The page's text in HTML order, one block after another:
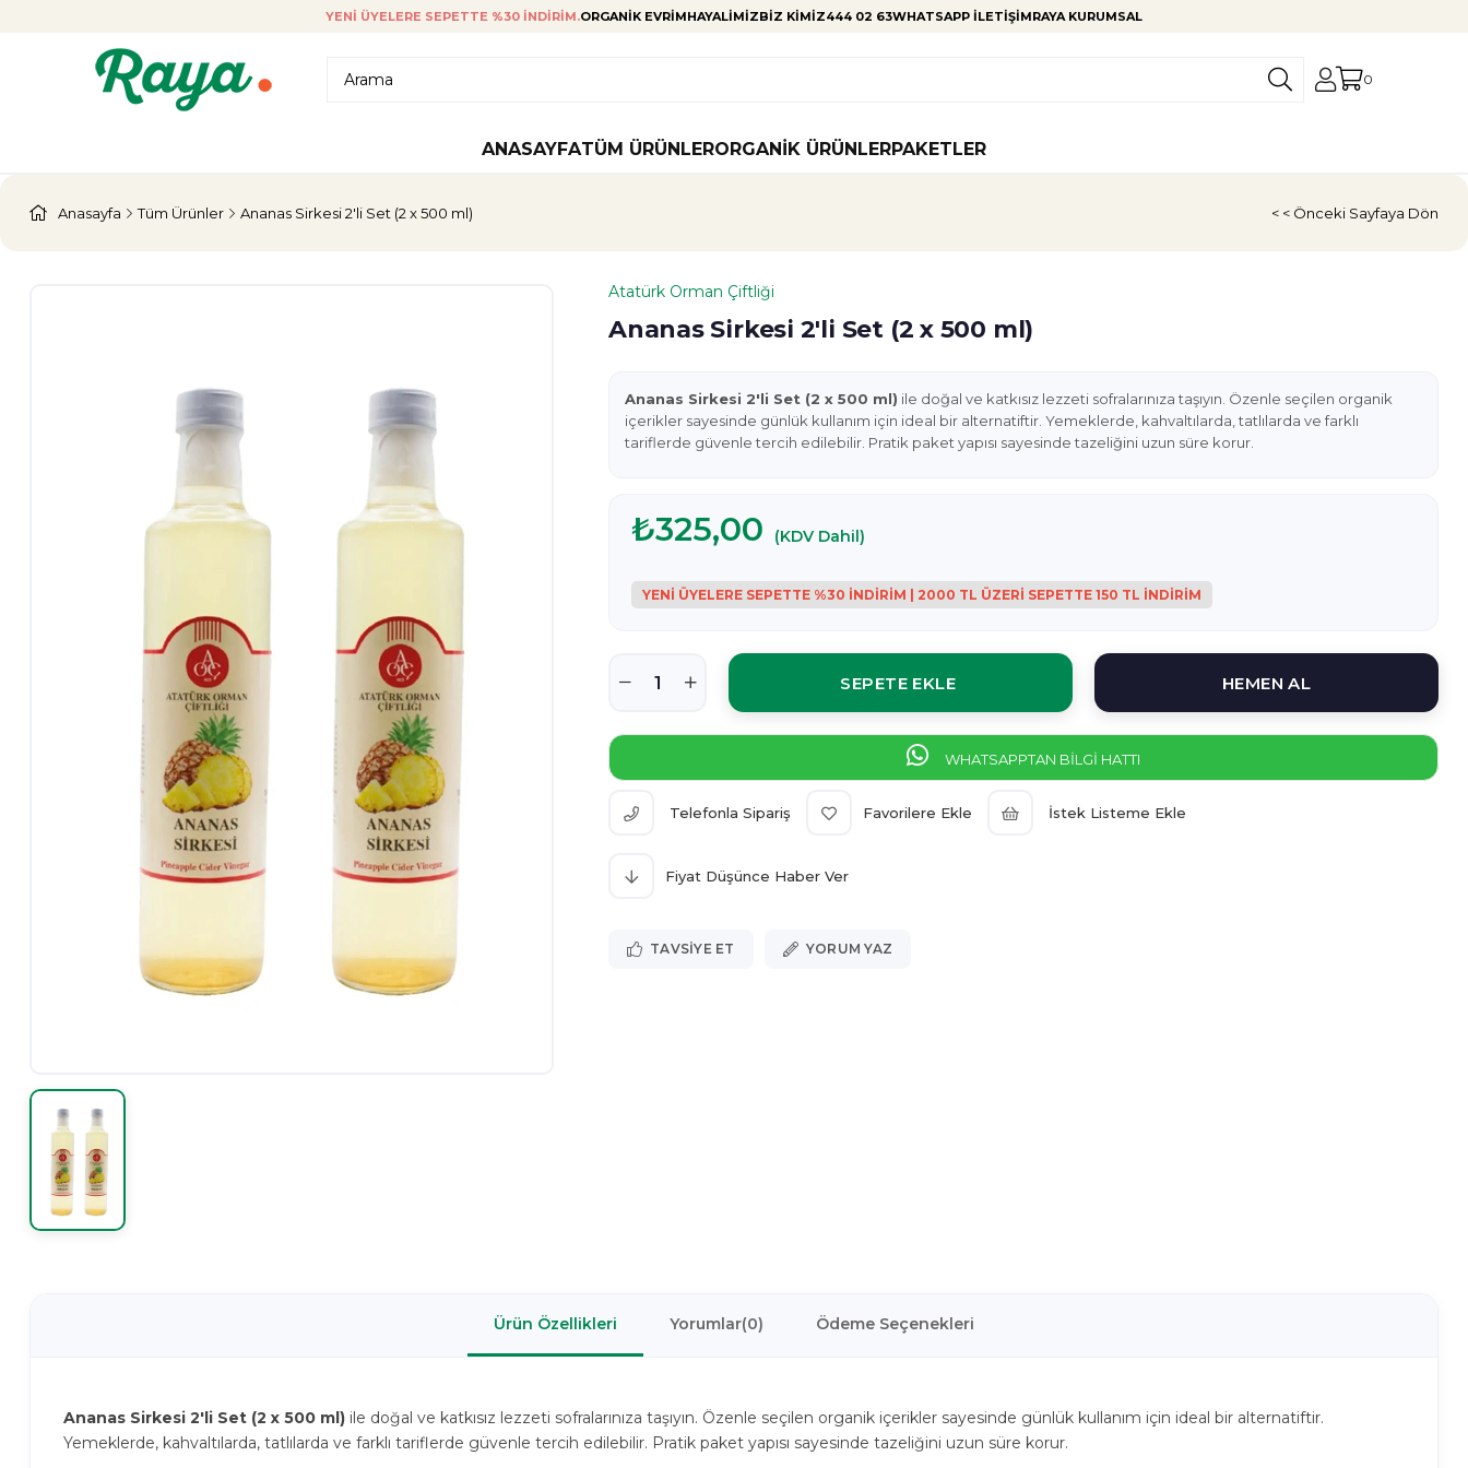
YENI ÜYELERE SEPETTE %30 INDIRIM.ORGANIK EVRIMHAYALIMIZBIZ KIMIZ444 02 63WHATSAPP ILETIŞIMRAYA KURUMSAL
0
ANASAYFATÜM ÜRÜNLERORGANIK ÜRÜNLERPAKETLER
Anasayfa Tüm Ürünler Ananas Sirkesi 2'li Set (2 x 500 ml) < < Önceki Sayfaya Dön
Atatürk Orman Çiftliği
Ananas Sirkesi 2'li Set (2 x 500 ml)
Ananas Sirkesi 2'li Set (2 x 500 ml) ile doğal ve katkısız lezzeti sofralarınıza taşıyın. Özenle seçilen organik
içerikler sayesinde günlük kullanım için ideal bir alternatiftir. Yemeklerde, kahvaltılarda, tatlılarda ve farklı
tariflerde güvenle tercih edilebilir. Pratik paket yapısı sayesinde tazeliğini uzun süre korur.
₺325,00 (KDV Dahil)
WHATSAPPTAN BİLGİ HATTI
Telefonla Sipariş Favorilere Ekle İstek Listeme Ekle
Fiyat Düşünce Haber Ver
TAVSIYE ET YORUM YAZ
Ürün Özellikleri Yorumlar(0) Ödeme Seçenekleri
Ananas Sirkesi 2'li Set (2 x 500 ml) ile doğal ve katkısız lezzeti sofralarınıza taşıyın. Özenle seçilen organik içerikler sayesinde günlük kullanım için ideal bir alternatiftir.
Yemeklerde, kahvaltılarda, tatlılarda ve farklı tariflerde güvenle tercih edilebilir. Pratik paket yapısı sayesinde tazeliğini uzun süre korur.